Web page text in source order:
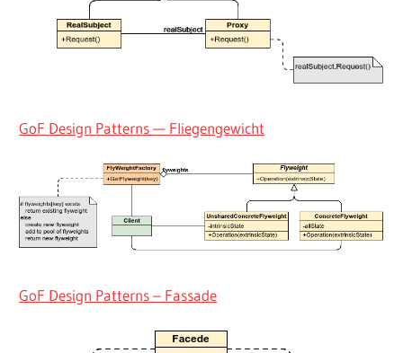
GoF Design Patterns — Fliegengewicht
GoF Design Patterns – Fassade